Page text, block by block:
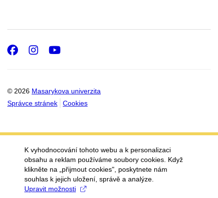
© 2026 Masarykova univerzita
Správce stránek
Cookies
Facebook
Instagram
K vyhodnocování tohoto webu a k personalizaci
obsahu a reklam používáme soubory cookies. Když
klikněte na „přijmout cookies", poskytnete nám
souhlas k jejich uložení, správě a analýze.
Upravit možnosti